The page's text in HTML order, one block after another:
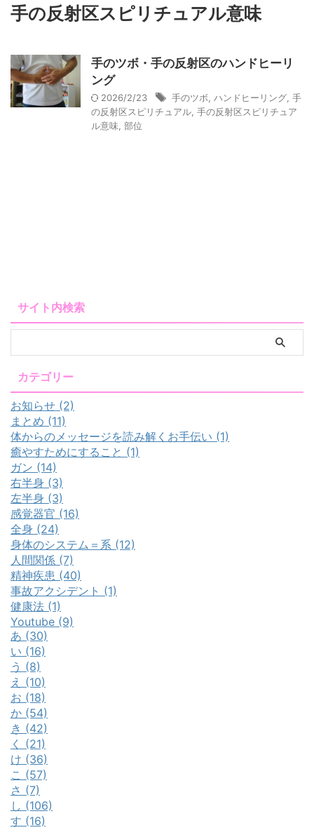
手の反射区スピリチュアル意味
手のツボ・手の反射区のハンドヒーリ
ング
2026/2/23 手のツボ ハンドヒーリング 手
の反射区スピリチュアル 手の反射区スピリチュア
ル意味 部位
サイト内検索
カテゴリー
お知らせ (2)
まとめ (11)
体からのメッセージを読み解くお手伝い (1)
癒やすためにすること (1)
ガン (14)
右半身 (3)
左半身 (3)
感覚器官 (16)
全身 (24)
身体のシステム＝系 (12)
人間関係 (7)
精神疾患 (40)
事故アクシデント (1)
健康法 (1)
Youtube (9)
あ (30)
い (16)
う (8)
え (10)
お (18)
か (54)
き (42)
く (21)
け (36)
こ (57)
さ (7)
し (106)
す (16)